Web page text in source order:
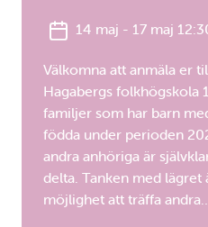
14 maj - 17 maj
Välkomna att anmäla er
Hagabergs folkhögskola
familjer som har barn
födda under perioden
andra anhöriga är
delta. Tanken med lägret
möjlighet att träffa